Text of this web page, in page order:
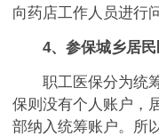
向药店工作人员进行
4、参保城乡居
职工医保分为统筹
保则没有个人账户，
部纳入统筹账户。所